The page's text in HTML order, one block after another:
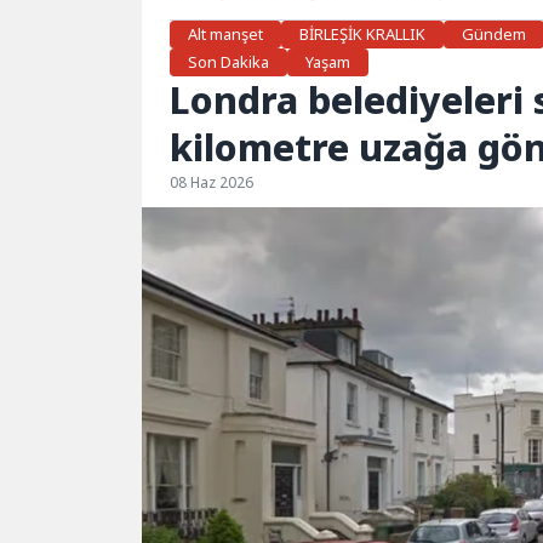
Alt manşet
BİRLEŞİK KRALLIK Gündem
Son Dakika
Yaşam
Londra belediyeleri
kilometre uzağa
08 Haz 2026